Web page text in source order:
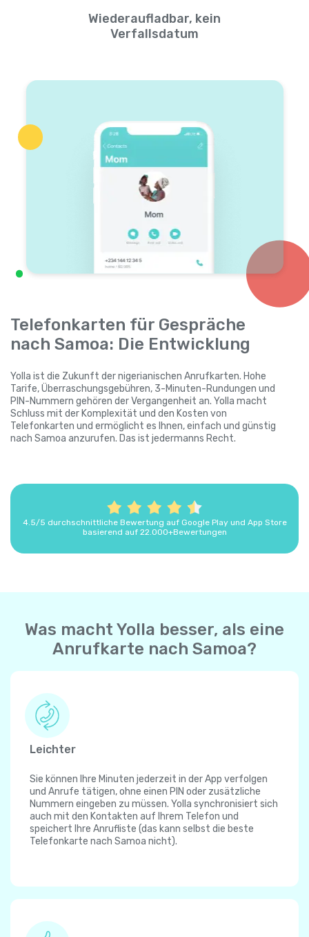
Wiederaufladbar, kein
Verfallsdatum
Telefonkarten für Gespräche
nach Samoa: Die Entwicklung
Yolla ist die Zukunft der nigerianischen Anrufkarten. Hohe
Tarife, Überraschungsgebühren, 3-Minuten-Rundungen und
PIN-Nummern gehören der Vergangenheit an. Yolla macht
Schluss mit der Komplexität und den Kosten von
Telefonkarten und ermöglicht es Ihnen, einfach und günstig
nach Samoa anzurufen. Das ist jedermanns Recht.
4.5/5 durchschnittliche Bewertung auf Google Play und App Store
basierend auf 22.000+Bewertungen
Was macht Yolla besser, als eine
Anrufkarte nach Samoa?
Leichter
Sie können Ihre Minuten jederzeit in der App verfolgen
und Anrufe tätigen, ohne einen PIN oder zusätzliche
Nummern eingeben zu müssen. Yolla synchronisiert sich
auch mit den Kontakten auf Ihrem Telefon und
speichert Ihre Anrufliste (das kann selbst die beste
Telefonkarte nach Samoa nicht).